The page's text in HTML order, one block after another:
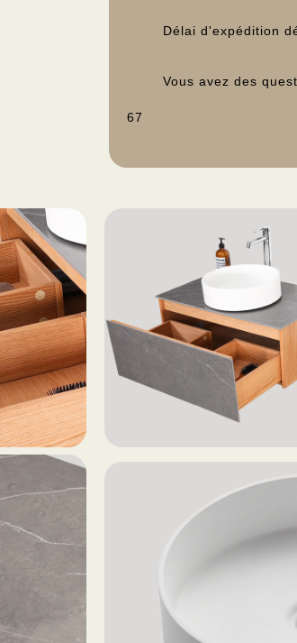
Délai d'expédition
Vous avez des
67